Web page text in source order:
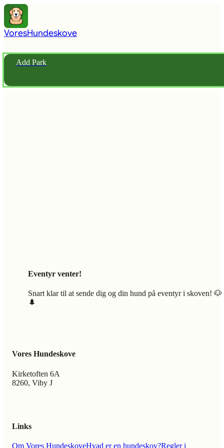
VoresHundeskove
Add Park
Eventyr venter!
Snart klar til at sende dig og din hund på eventyr i skoven! 🐶
🌲
Vores Hundeskove
Kirketoften 6A
8260, Viby J
Links
Om Vores HundeskoveHvad er en hundeskov?Regler i